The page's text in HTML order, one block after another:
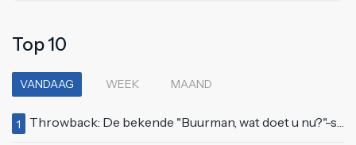
Top 10
VANDAAG WEEK MAAND
1 Throwback: De bekende "Buurman, wat doet u nu?"-scène uit Flodder met Tatjana Šimić